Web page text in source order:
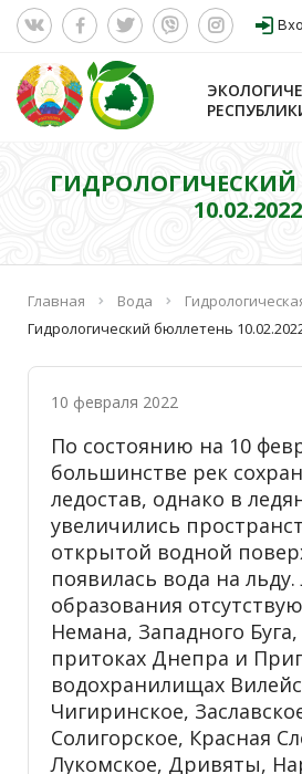
ГИДРОЛОГИЧЕСКИЙ
10.02.2022
Главная Вода
Гидрологический бюллетень
10 февраля 2022
По состоянию на 10
большинстве рек
ледостав, однако в
увеличились
открытой водной
появилась вода на
образования
Немана, Западного
притоках Днепра и
водохранилищах
Чигиринское,
Солигорское, Красная
Лукомское, Дривяты,